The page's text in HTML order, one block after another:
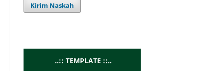
Kirim Naskah
..:: TEMPLATE ::..